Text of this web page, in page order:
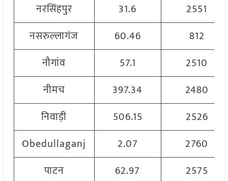
नरसिंहपुर
31.6
2551
नसरुल्लागंज
60.46
812
नौगांव
57.1
2510
नीमच
397.34
2480
निवाड़ी
506.15
2526
Obedullaganj
2.07
2760
पाटन
62.97
2575